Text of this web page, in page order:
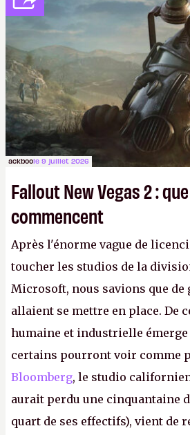
ackboole 9 juillet 2026
Fallout New Vegas 2 :
commencent
Après l'énorme vague de
toucher les studios de la
Microsoft, nous savions que de
allaient se mettre en place. De
humaine et industrielle émerge
certains pourront voir comme
Bloomberg, le studio
aurait perdu une cinquantaine
quart de ses effectifs), vient de